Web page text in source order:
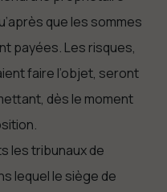
que les sommes
payées. Les risques,
faire l’objet, seront
dès le moment
les tribunaux de
lequel le siège de